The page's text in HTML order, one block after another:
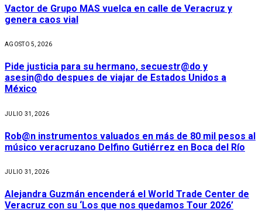
Vactor de Grupo MAS vuelca en calle de Veracruz y
genera caos vial
AGOSTO 5, 2026
Pide justicia para su hermano, secuestr@do y
asesin@do despues de viajar de Estados Unidos a
México
JULIO 31, 2026
Rob@n instrumentos valuados en más de 80 mil pesos al
músico veracruzano Delfino Gutiérrez en Boca del Río
JULIO 31, 2026
Alejandra Guzmán encenderá el World Trade Center de
Veracruz con su ‘Los que nos quedamos Tour 2026’